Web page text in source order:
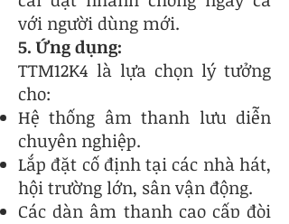
với người dùng mới.
5. Ứng dụng:
TTM12K4 là lựa chọn lý tưởng
cho:
Hệ thống âm thanh lưu diễn
chuyên nghiệp.
Lắp đặt cố định tại các nhà hát,
hội trường lớn, sân vận động.
Các dàn âm thanh cao cấp đòi